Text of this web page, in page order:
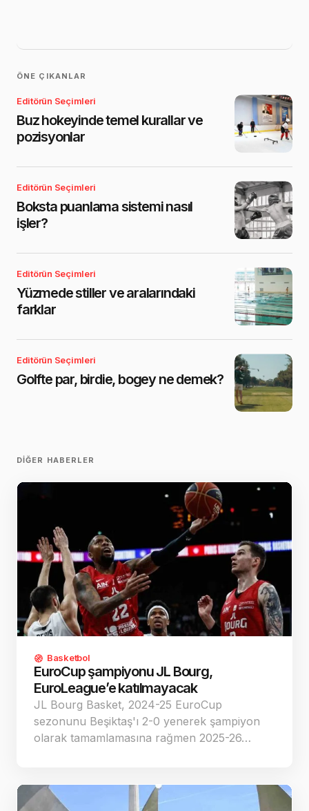
ÖNE ÇIKANLAR
Editörün Seçimleri
Buz hokeyinde temel kurallar ve
pozisyonlar
Editörün Seçimleri
Boksta puanlama sistemi nasıl
işler?
Editörün Seçimleri
Yüzmede stiller ve aralarındaki
farklar
Editörün Seçimleri
Golfte par, birdie, bogey ne demek?
DIĞER HABERLER
Basketbol
EuroCup şampiyonu JL Bourg,
EuroLeague’e katılmayacak
JL Bourg Basket, 2024-25 EuroCup
sezonunu Beşiktaş'ı 2-0 yenerek şampiyon
olarak tamamlamasına rağmen 2025-26…